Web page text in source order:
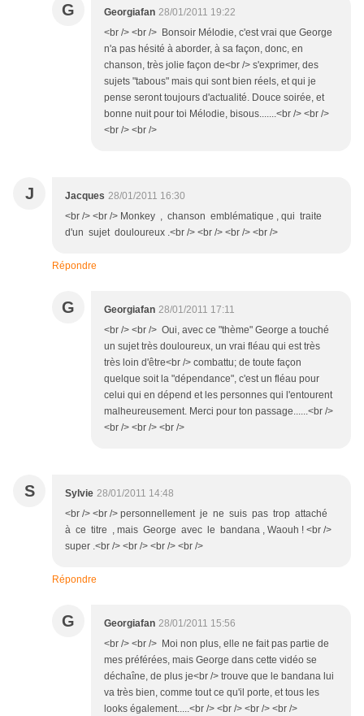
G Georgiafan 28/01/2011 19:22
<br /> <br /> Bonsoir Mélodie, c'est vrai que George
n'a pas hésité à aborder, à sa façon, donc, en
chanson, très jolie façon de<br /> s'exprimer, des
sujets "tabous" mais qui sont bien réels, et qui je
pense seront toujours d'actualité. Douce soirée, et
bonne nuit pour toi Mélodie, bisous.......<br /> <br />
<br /> <br />
J Jacques 28/01/2011 16:30
<br /> <br /> Monkey , chanson emblématique , qui traite
d'un sujet douloureux .<br /> <br /> <br /> <br />
Répondre
G Georgiafan 28/01/2011 17:11
<br /> <br /> Oui, avec ce "thème" George a touché
un sujet très douloureux, un vrai fléau qui est très
très loin d'être<br /> combattu; de toute façon
quelque soit la "dépendance", c'est un fléau pour
celui qui en dépend et les personnes qui l'entourent
malheureusement. Merci pour ton passage......<br />
<br /> <br /> <br />
S Sylvie 28/01/2011 14:48
<br /> <br /> personnellement je ne suis pas trop attaché
à ce titre , mais George avec le bandana , Waouh ! <br />
super .<br /> <br /> <br /> <br />
Répondre
G Georgiafan 28/01/2011 15:56
<br /> <br /> Moi non plus, elle ne fait pas partie de
mes préférées, mais George dans cette vidéo se
déchaîne, de plus je<br /> trouve que le bandana lui
va très bien, comme tout ce qu'il porte, et tous les
looks également.....<br /> <br /> <br /> <br />